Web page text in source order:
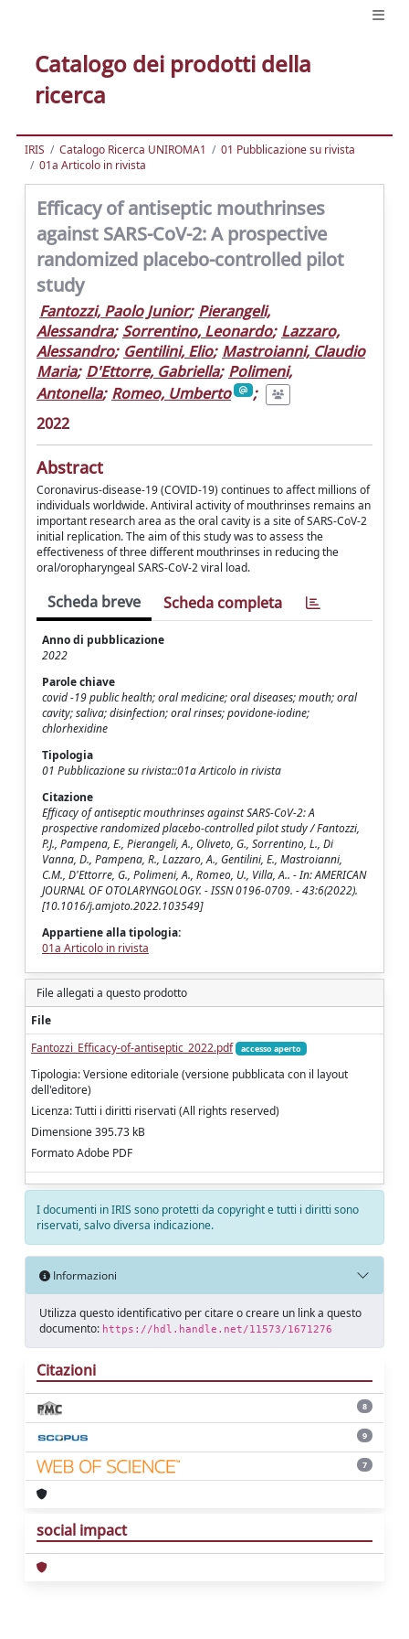
Catalogo dei prodotti della
ricerca
IRIS Catalogo Ricerca UNIROMA1
01 Pubblicazione su rivista
01a Articolo in rivista
Efficacy of antiseptic mouthrinses
against SARS-CoV-2: A prospective
randomized placebo-controlled pilot
study
Fantozzi, Paolo Junior; Pierangeli,
Alessandra; Sorrentino, Leonardo; Lazzaro,
Alessandro; Gentilini, Elio; Mastroianni, Claudio
Maria; D'Ettorre, Gabriella; Polimeni,
Antonella; Romeo, Umberto
;
2022
Abstract
Coronavirus-disease-19 (COVID-19) continues to affect millions of
individuals worldwide. Antiviral activity of mouthrinses remains an
important research area as the oral cavity is a site of SARS-CoV-2
initial replication. The aim of this study was to assess the
effectiveness of three different mouthrinses in reducing the
oral/oropharyngeal SARS-CoV-2 viral load.
Scheda breve Scheda completa
Anno di pubblicazione
2022
Parole chiave
covid -19 public health; oral medicine; oral diseases; mouth; oral
cavity; saliva; disinfection; oral rinses; povidone‑iodine;
chlorhexidine
Tipologia
01 Pubblicazione su rivista::01a Articolo in rivista
Citazione
Efficacy of antiseptic mouthrinses against SARS-CoV-2: A
prospective randomized placebo-controlled pilot study / Fantozzi,
P.J., Pampena, E., Pierangeli, A., Oliveto, G., Sorrentino, L., Di
Vanna, D., Pampena, R., Lazzaro, A., Gentilini, E., Mastroianni,
C.M., D'Ettorre, G., Polimeni, A., Romeo, U., Villa, A.. - In: AMERICAN
JOURNAL OF OTOLARYNGOLOGY. - ISSN 0196-0709. - 43:6(2022).
[10.1016/j.amjoto.2022.103549]
Appartiene alla tipologia:
01a Articolo in rivista
File allegati a questo prodotto
File
Fantozzi_Efficacy-of-antiseptic_2022.pdf
accesso aperto
Tipologia: Versione editoriale (versione pubblicata con il layout
dell'editore)
Licenza: Tutti i diritti riservati (All rights reserved)
Dimensione 395.73 kB
Formato Adobe PDF
I documenti in IRIS sono protetti da copyright e tutti i diritti sono
riservati, salvo diversa indicazione.
Informazioni
Utilizza questo identificativo per citare o creare un link a questo
documento: https://hdl.handle.net/11573/1671276
Citazioni
8
9
7
social impact